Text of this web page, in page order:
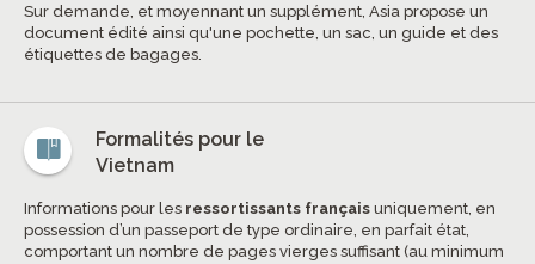
Sur demande, et moyennant un supplément, Asia propose un
document édité ainsi qu'une pochette, un sac, un guide et des
étiquettes de bagages.
Formalités pour le
Vietnam
Informations pour les ressortissants français uniquement, en
possession d’un passeport de type ordinaire, en parfait état,
comportant un nombre de pages vierges suffisant (au minimum